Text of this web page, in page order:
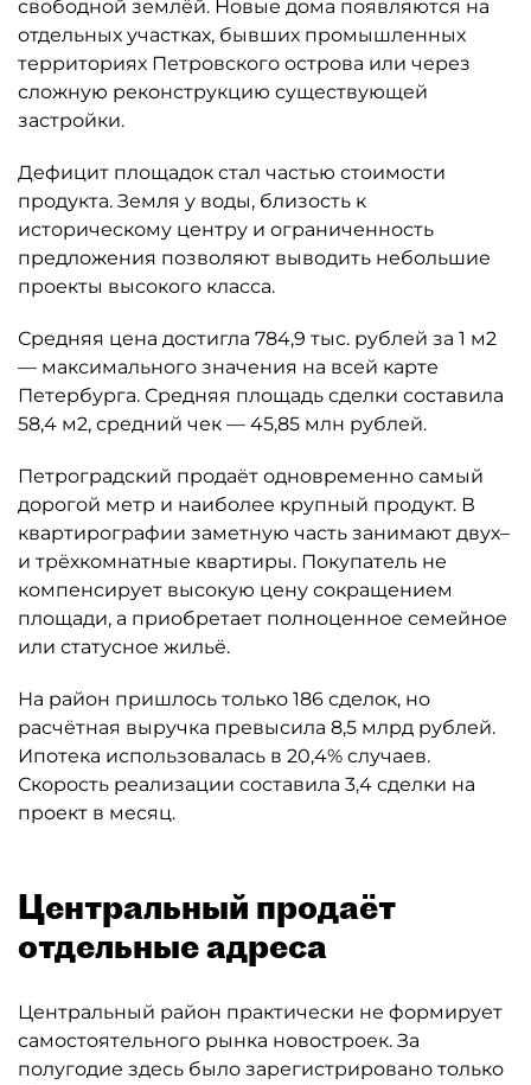
свободной землёй. Новые дома появляются на
отдельных участках, бывших промышленных
территориях Петровского острова или через
сложную реконструкцию существующей
застройки.
Дефицит площадок стал частью стоимости
продукта. Земля у воды, близость к
историческому центру и ограниченность
предложения позволяют выводить небольшие
проекты высокого класса.
Средняя цена достигла 784,9 тыс. рублей за 1 м2
— максимального значения на всей карте
Петербурга. Средняя площадь сделки составила
58,4 м2, средний чек — 45,85 млн рублей.
Петроградский продаёт одновременно самый
дорогой метр и наиболее крупный продукт. В
квартирографии заметную часть занимают двух–
и трёхкомнатные квартиры. Покупатель не
компенсирует высокую цену сокращением
площади, а приобретает полноценное семейное
или статусное жильё.
На район пришлось только 186 сделок, но
расчётная выручка превысила 8,5 млрд рублей.
Ипотека использовалась в 20,4% случаев.
Скорость реализации составила 3,4 сделки на
проект в месяц.
Центральный продаёт
отдельные адреса
Центральный район практически не формирует
самостоятельного рынка новостроек. За
полугодие здесь было зарегистрировано только